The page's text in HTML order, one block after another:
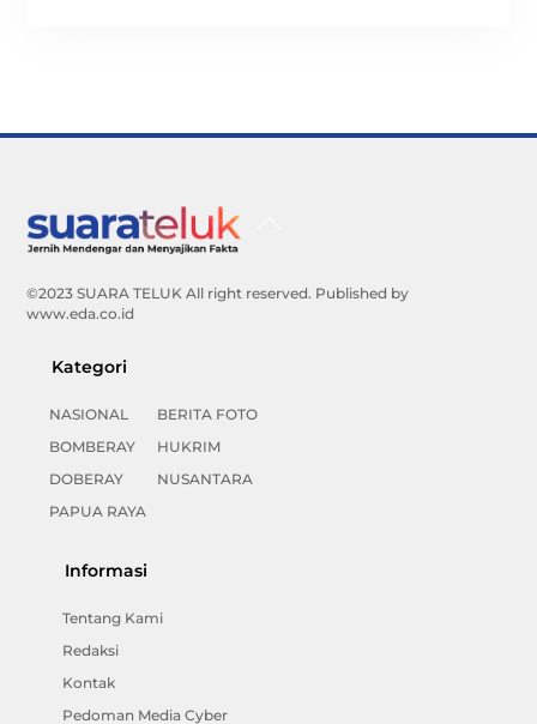
©2023 SUARA TELUK All right reserved. Published by
www.eda.co.id
Kategori
NASIONAL
BOMBERAY
DOBERAY
PAPUA RAYA
BERITA FOTO
HUKRIM
NUSANTARA
Informasi
Tentang Kami
Redaksi
Kontak
Pedoman Media Cyber